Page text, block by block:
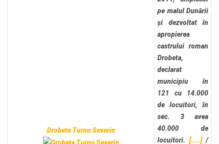
Drobeta Turnu Severin
pe malul Dunării
și dezvoltat în
apropierea
castrului roman
Drobeta,
declarat
municipiu în
121 cu 14.000
de locuitori, în
sec. 3 avea
40.000 de
locuitori. […..]/